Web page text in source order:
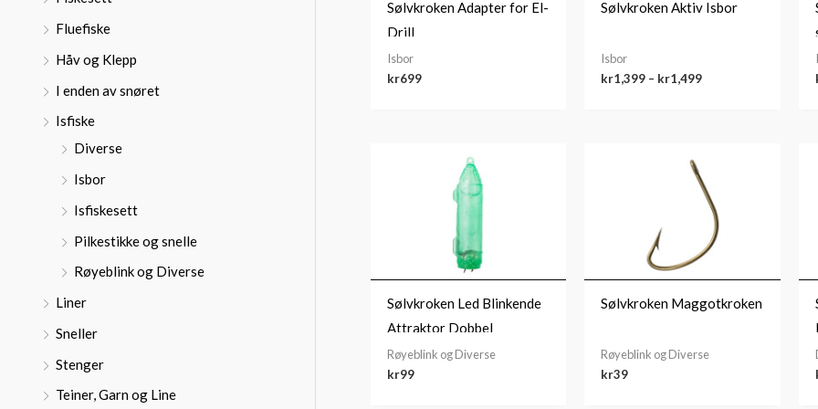
Fluefiske
Håv og Klepp
I enden av snøret
Isfiske
Diverse
Isbor
Isfiskesett
Pilkestikke og snelle
Røyeblink og Diverse
Liner
Sneller
Stenger
Teiner, Garn og Line
Sølvkroken Adapter for El-
Drill
Isbor
kr699
Sølvkroken Aktiv Isbor
Isbor
kr1,399 – kr1,499
Sølvkroken Led Blinkende
Attraktor Dobbel
Røyeblink og Diverse
kr99
Sølvkroken Maggotkroken
Røyeblink og Diverse
kr39